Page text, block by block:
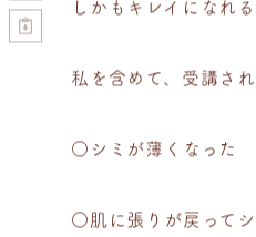
しかもキレイになれ
私を含めて、受講さ
○シミが薄くなった
○肌に張りが戻って